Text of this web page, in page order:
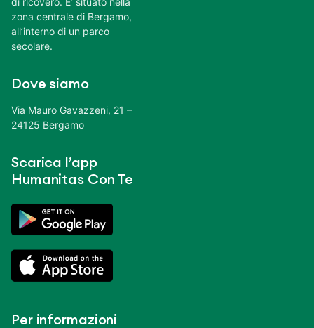
zona centrale di Bergamo,
all’interno di un parco
secolare.
Dove siamo
Via Mauro Gavazzeni, 21 –
24125 Bergamo
Scarica l’app
Humanitas Con Te
Per informazioni